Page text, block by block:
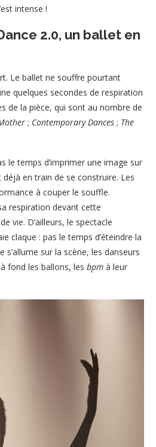
intense !
2.0, un ballet en
Le ballet ne souffre pourtant
quelques secondes de respiration
de la pièce, qui sont au nombre de
; Contemporary Dances ; The
le temps d’imprimer une image sur
en train de se construire. Les
à couper le souffle.
respiration devant cette
vie. D’ailleurs, le spectacle
claque : pas le temps d’éteindre la
s’allume sur la scène, les danseurs
fond les ballons, les bpm à leur